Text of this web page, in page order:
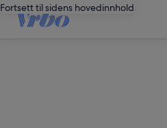
Fortsett til sidens hovedinnhold